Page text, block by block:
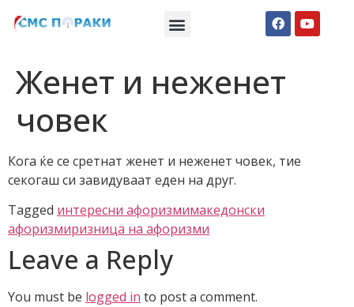
Женет и неженет
човек
Кога ќе се сретнат женет и неженет човек, тие
секогаш си завидуваат еден на друг.
Tagged интересни афоризмимакедонски
афоризмиризница на афоризми
Leave a Reply
You must be logged in to post a comment.